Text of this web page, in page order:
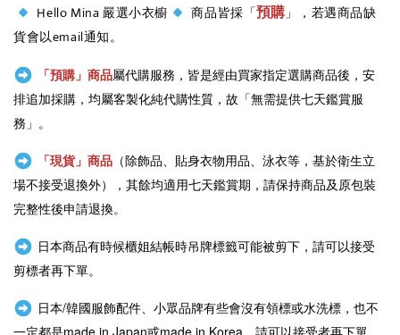
Hello Mina 嚴選小衣櫥 商品皆採「預購 」，若遇商品缺
貨會以email通知。
「預購」商品屬代購服務，皆是經由買家指定選購商品後，安
排追加採購，均屬客製化純代購性質，故「無需提供七天鑑賞服
務」。
「現貨」商品（除飾品、貼身衣物用品、泳衣等，基於衛生立
場不接受退換外），其餘均適用七天鑑賞期，請保持商品及原包裝
完整性後申請退換。
日本商品有時候櫃姐結帳時吊牌標籤可能被剪下，請可以接受
剪標者再下單。
日本/韓國服飾配件、小眾品牌有些會沒有領標或水洗標，也不